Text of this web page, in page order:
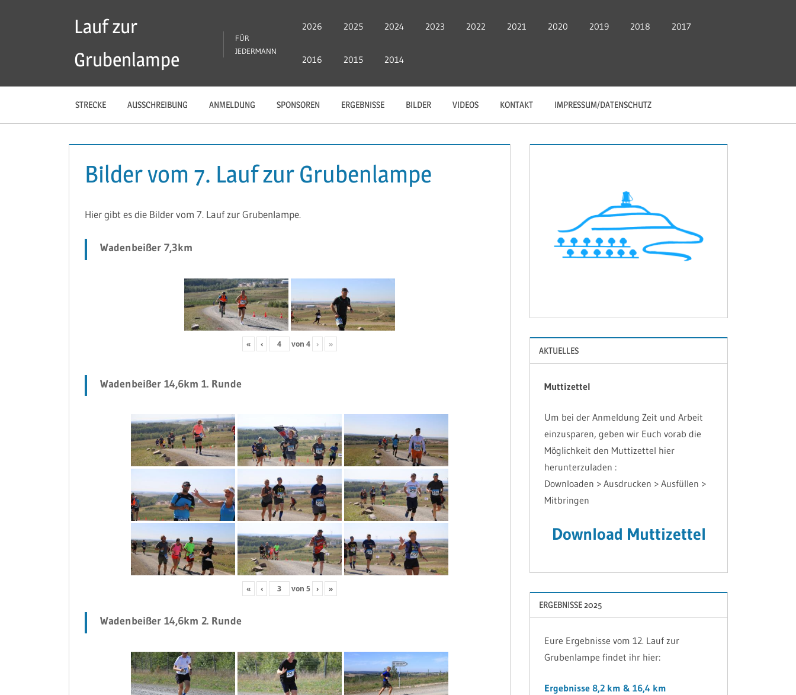
Lauf zur
Grubenlampe
FÜR
JEDERMANN
2026 2025 2024 2023 2022 2021 2020 2019 2018 2017
2016 2015 2014
STRECKE AUSSCHREIBUNG ANMELDUNG SPONSOREN ERGEBNISSE BILDER VIDEOS KONTAKT IMPRESSUM/DATENSCHUTZ
Bilder vom 7. Lauf zur Grubenlampe
Hier gibt es die Bilder vom 7. Lauf zur Grubenlampe.
Wadenbeißer 7,3km
« ‹ von4 › »
Wadenbeißer 14,6km 1. Runde
« ‹ von5 › »
Wadenbeißer 14,6km 2. Runde
AKTUELLES
Muttizettel
Um bei der Anmeldung Zeit und Arbeit
einzusparen, geben wir Euch vorab die
Möglichkeit den Muttizettel hier
herunterzuladen :
Downloaden > Ausdrucken > Ausfüllen >
Mitbringen
Download Muttizettel
ERGEBNISSE 2025
Eure Ergebnisse vom 12. Lauf zur
Grubenlampe findet ihr hier:
Ergebnisse 8,2 km & 16,4 km